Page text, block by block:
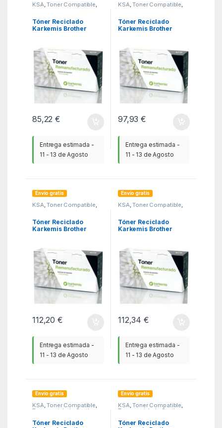
KSA ,Toner Compatible
Toner reciclado Brother
Tóner Reciclado
Karkemis Brother
85,22€
Entrega estimada -
11 - 13 de Agosto
KSA ,Toner Compatible
Toner reciclado Brother
Tóner Reciclado
Karkemis Brother
97,93€
Entrega estimada -
11 - 13 de Agosto
Envío gratis
KSA,Toner Compatible,
Tóner Reciclado
Karkemis Brother
112,20€
Entrega estimada -
11 - 13 de Agosto
Envío gratis
KSA,Toner Compatible,
Tóner Reciclado
Karkemis Brother
112,34€
Entrega estimada -
11 - 13 de Agosto
Envío gratis
KSA,Toner Compatible,
Toner reciclado Brother
Tóner Reciclado
Envío gratis
KSA,Toner Compatible,
Toner reciclado Brother
Tóner Reciclado